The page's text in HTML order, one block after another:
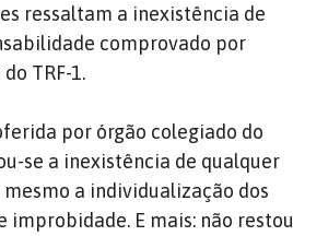
ressaltam a inexistência de
comprovado por
TRF-1.
por órgão colegiado do
se a inexistência de qualquer
a individualização dos
improbidade. E mais: não restou